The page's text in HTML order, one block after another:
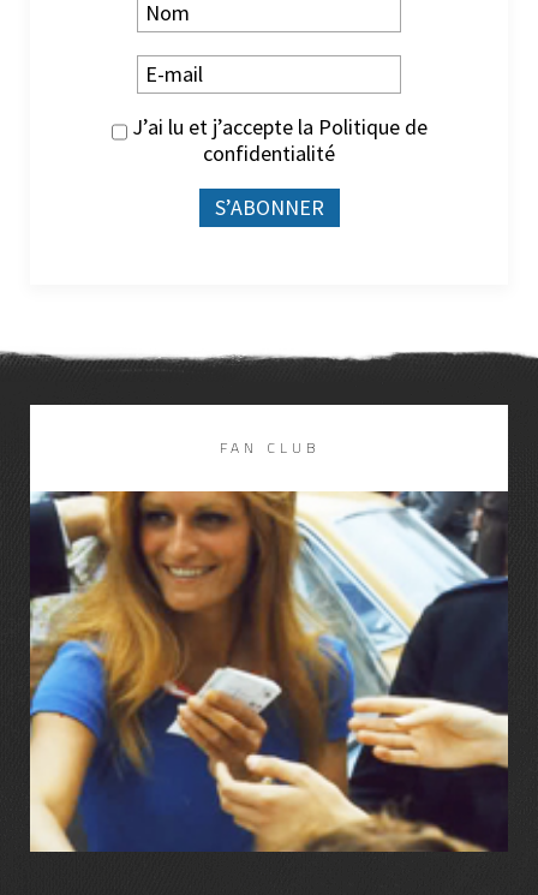
J’ai lu et j’accepte la Politique de
confidentialité
FAN CLUB
LIRE LA SUITE